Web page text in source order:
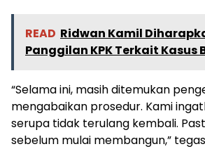
READ Ridwan Kamil
Panggilan KPK Terkait Kasus
“Selama ini, masih ditemukan
mengabaikan prosedur. Kami
serupa tidak terulang kembali.
sebelum mulai membangun,”